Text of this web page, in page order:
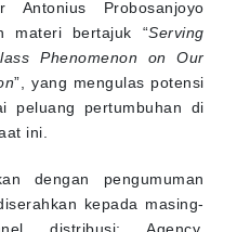
Antonius Probosanjoyo
materi bertajuk “Serving
Phenomenon on Our
”, yang mengulas potensi
peluang pertumbuhan di
ini.
dengan pengumuman
kepada masing-
distribusi: Agency,